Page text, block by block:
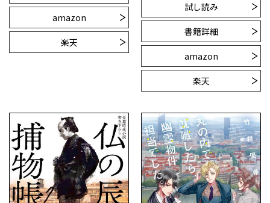
amazon
楽天
試し読み
書籍詳細
amazon
楽天